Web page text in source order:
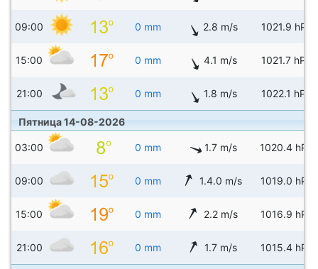
09:00 0 mm 2.8 m/s 1021.9 hPa
15:00 0 mm 4.1 m/s 1021.7 hPa
21:00 0 mm 1.8 m/s 1022.1 hPa
Пятница 14-08-2026
03:00 0 mm 1.7 m/s 1020.4 hPa
09:00 0 mm 1.4.0 m/s 1019.0 hPa
15:00 0 mm 2.2 m/s 1016.9 hPa
21:00 0 mm 1.7 m/s 1015.4 hPa